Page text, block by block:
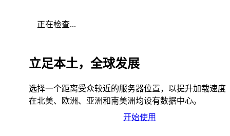
正在检查...
立足本土，全球发展
选择一个距离受众较近的服务器位置，以提升加载速度
在北美、欧洲、亚洲和南美洲均设有数据中心。
开始使用